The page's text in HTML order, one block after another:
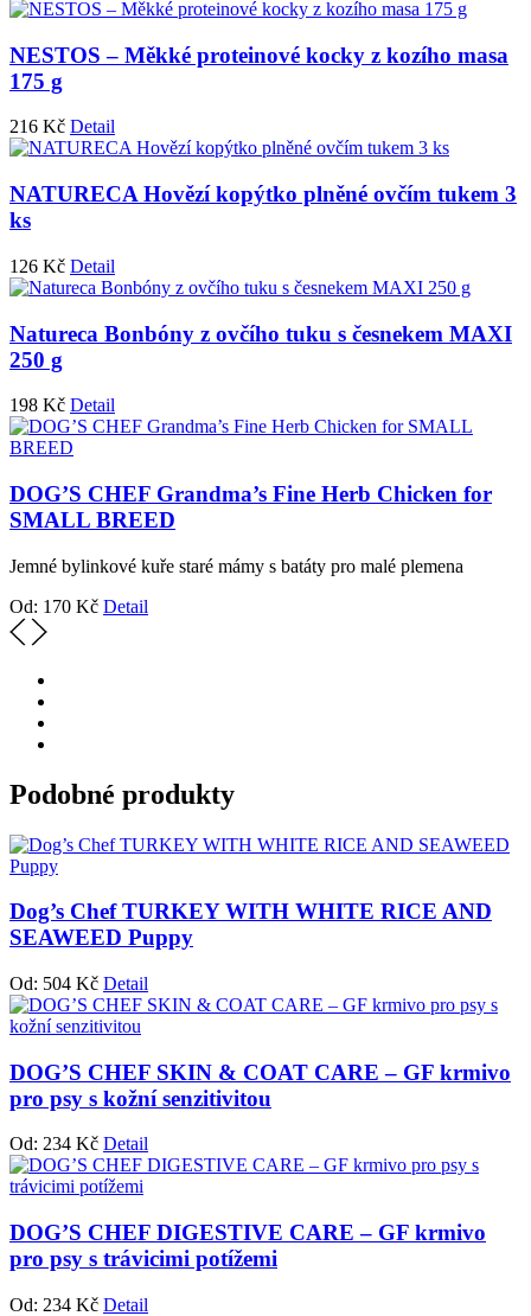
NESTOS – Měkké proteinové kocky z kozího masa
175 g
216 Kč Detail
NATURECA Hovězí kopýtko plněné ovčím tukem 3
ks
126 Kč Detail
Natureca Bonbóny z ovčího tuku s česnekem MAXI
250 g
198 Kč Detail
DOG’S CHEF Grandma’s Fine Herb Chicken for
SMALL BREED
Jemné bylinkové kuře staré mámy s batáty pro malé plemena
Od: 170 Kč Detail
Podobné produkty
Dog’s Chef TURKEY WITH WHITE RICE AND
SEAWEED Puppy
Od: 504 Kč Detail
DOG’S CHEF SKIN & COAT CARE – GF krmivo
pro psy s kožní senzitivitou
Od: 234 Kč Detail
DOG’S CHEF DIGESTIVE CARE – GF krmivo
pro psy s trávicimi potížemi
Od: 234 Kč Detail